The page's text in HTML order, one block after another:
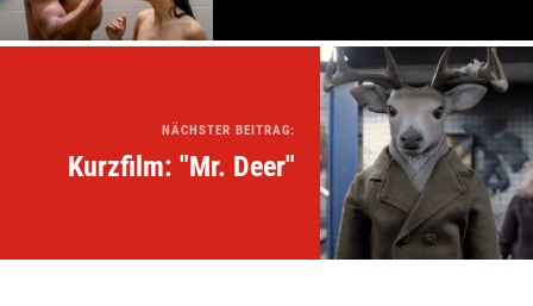
NÄCHSTER BEITRAG:
Kurzfilm: "Mr. Deer"